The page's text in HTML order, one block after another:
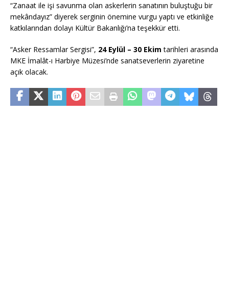
“Zanaat ile işi savunma olan askerlerin sanatının buluştuğu bir
mekândayız” diyerek serginin önemine vurgu yaptı ve etkinliğe
katkılarından dolayı Kültür Bakanlığı’na teşekkür etti.
“Asker Ressamlar Sergisi”, 24 Eylül – 30 Ekim tarihleri arasında
MKE İmalât-ı Harbiye Müzesi’nde sanatseverlerin ziyaretine
açık olacak.